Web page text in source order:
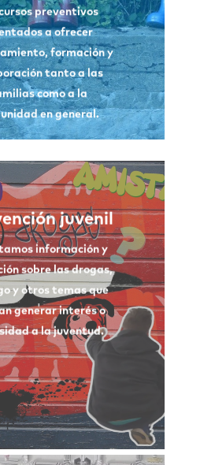
preventivos
a ofrecer
formación y
tanto a las
como a la
en general.
situaciones de riesgo.
a la comunidad
implementar Planes
Formación
presencial y online.
Ver infografía
juvenil
información y
sobre las drogas,
y otros temas que
generar interés o
a la juventud.
con información
sobre las sustancias
adictivas y el juego.
para menores
(PANDORA).
Actualización de la
respecto a estos
temas.
alternativas de ocio
y tiempo libre.
Ver infografía